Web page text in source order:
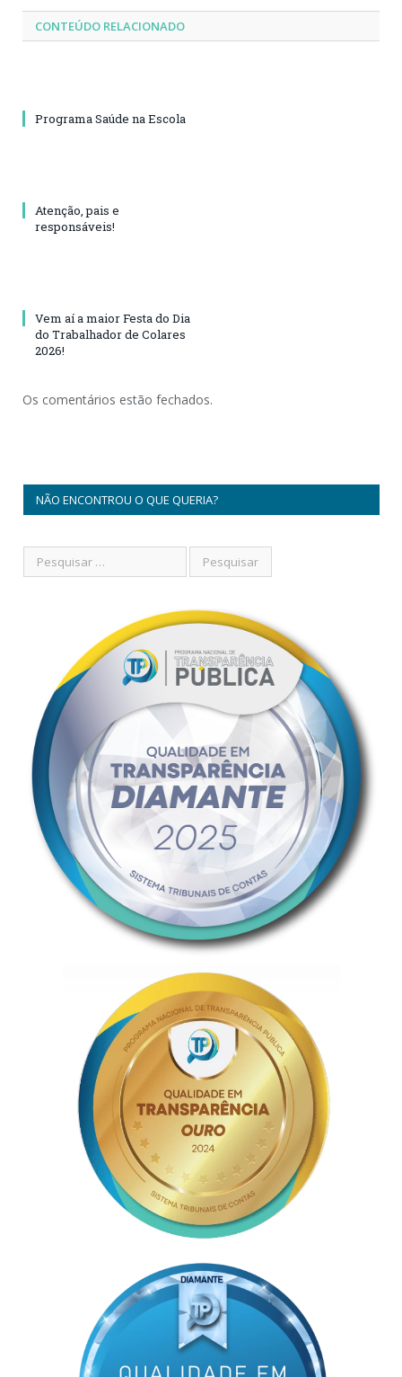
CONTEÚDO RELACIONADO
Programa Saúde na Escola
Atenção, pais e
responsáveis!
Vem aí a maior Festa do Dia
do Trabalhador de Colares
2026!
Os comentários estão fechados.
NÃO ENCONTROU O QUE QUERIA?